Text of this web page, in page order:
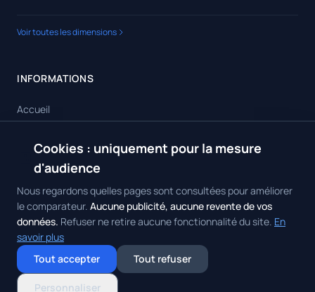
Voir toutes les dimensions
INFORMATIONS
Accueil
Toutes les marques
Contact
© 2026 Achat Pneus. Tous droits réservés.Mentions Légales
de Confidentialité
Contact
Cookies : uniquement pour la mesure
d'audience
Nous regardons quelles pages sont consultées pour améliorer
le comparateur. Aucune publicité, aucune revente de vos
données. Refuser ne retire aucune fonctionnalité du site. En
savoir plus
Tout accepter
Tout refuser
Personnaliser